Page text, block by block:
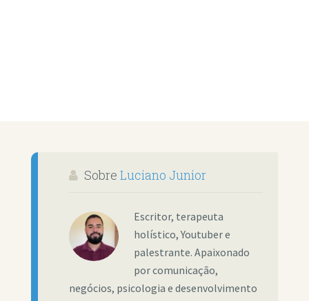
Sobre Luciano Junior
Escritor, terapeuta
holístico, Youtuber e
palestrante. Apaixonado
por comunicação,
negócios, psicologia e desenvolvimento